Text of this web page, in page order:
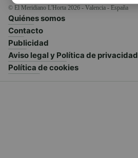
© El Meridiano L'Horta 2026 - Valencia - España
Quiénes somos
Contacto
Publicidad
Aviso legal y Política de privacidad
Política de cookies